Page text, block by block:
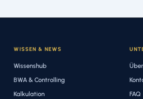
WISSEN & NEWS
Wissenshub
BWA & Controlling
Kalkulation
FAQ